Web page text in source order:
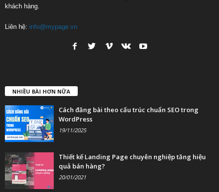
khách hàng.
Liên hệ: info@mypage.vn
NHIỀU BÀI HƠN NỮA
Cách đăng bài theo cấu trúc chuẩn SEO trong
WordPress
19/11/2025
Thiết kế Landing Page chuyên nghiệp tăng hiệu
quả bán hàng?
20/01/2021